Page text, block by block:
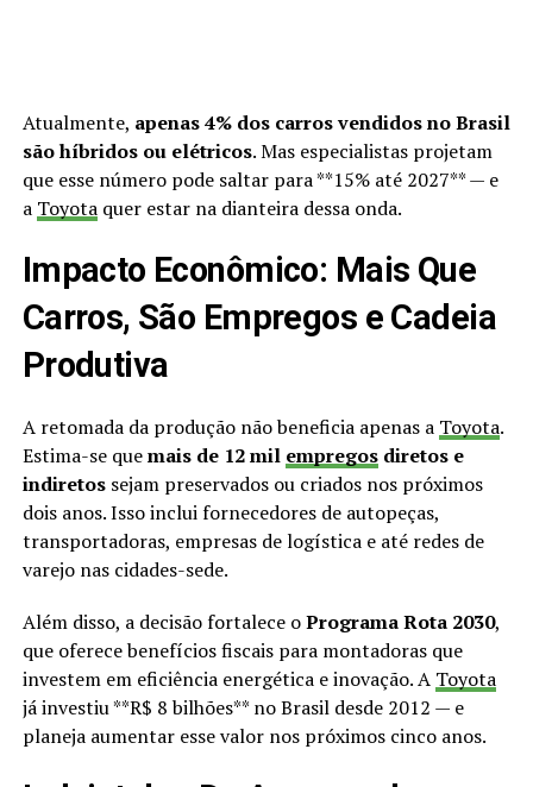
Atualmente, apenas 4% dos carros vendidos no Brasil
são híbridos ou elétricos. Mas especialistas projetam
que esse número pode saltar para **15% até 2027** — e
a Toyotaquer estar na dianteira dessa onda.
Impacto Econômico: Mais Que
Carros, São Empregos e Cadeia
Produtiva
A retomada da produção não beneficia apenas a Toyota.
Estima-se quemais de 12 mil empregosdiretos e
indiretossejam preservados ou criados nos próximos
dois anos. Isso inclui fornecedores de autopeças,
transportadoras, empresas de logística e até redes de
varejo nas cidades-sede.
Além disso, a decisão fortalece oPrograma Rota 2030,
que oferece benefícios fiscais para montadoras que
investem em eficiência energética e inovação. A Toyota
já investiu **R$ 8 bilhões** no Brasil desde 2012 — e
planeja aumentar esse valor nos próximos cinco anos.